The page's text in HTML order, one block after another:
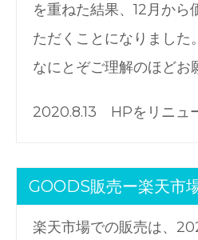
を重ねた結果、12月から
ただくことになりました。
なにとぞご理解のほどお
2020.8.13 HPをリニュ
GOODS販売ー楽天市
楽天市場での販売は、